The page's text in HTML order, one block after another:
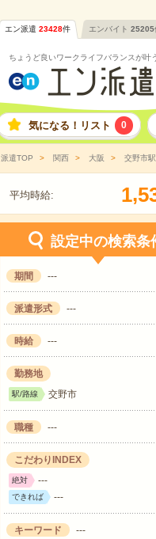
エン派遣 23428件 エンバイト 25205
ちょうど良いワークライフバランスが叶
気になる！リスト 0
派遣TOP 関西 大阪 交野市
平均時給: 1,5
設定中の検索条
期間 ---
派遣形式 ---
時給 ---
勤務地
駅/路線 交野市
職種 ---
こだわりINDEX
絶対 ---
できれば ---
キーワード ---